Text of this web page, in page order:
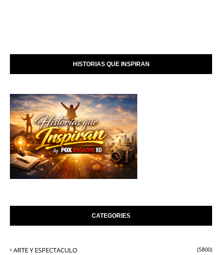
HISTORIAS QUE INSPIRAN
CATEGORIES
ARTE Y ESPECTACULO (5800)